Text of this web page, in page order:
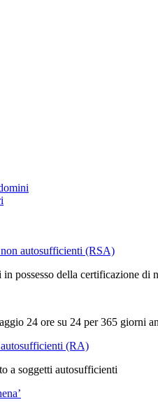
autosufficienti (RSA)
possesso della certificazione di
24 ore su 24 per 365 giorni
(RA)
a soggetti autosufficienti